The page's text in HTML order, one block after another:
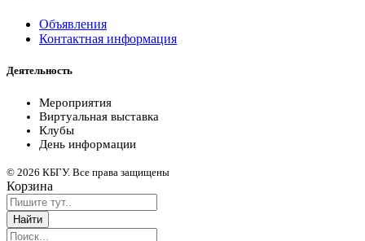
Объявления
Контактная информация
Деятельность
Мероприятия
Виртуальная выставка
Клубы
День информации
© 2026 КБГУ. Все права защищены
Корзина